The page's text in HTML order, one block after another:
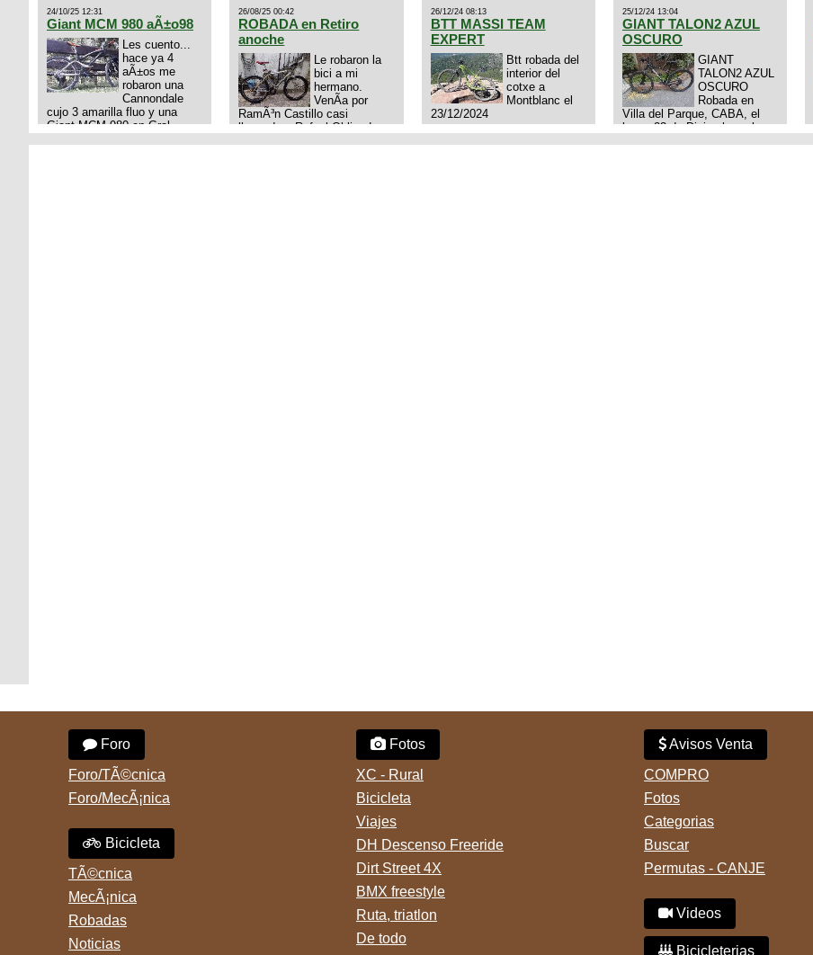
24/10/25 12:31
Giant MCM 980 aÃ±o98
Les cuento...
hace ya 4
aÃ±os me
robaron una
Cannondale
cujo 3 amarilla fluo y una
Giant MCM 980 en Gral
26/08/25 00:42
ROBADA en Retiro
anoche
Le robaron la
bici a mi
hermano.
VenÃ­a por
RamÃ³n Castillo casi
llegando a Rafael Obligado en
26/12/24 08:13
BTT MASSI TEAM
EXPERT
Btt robada del
interior del
cotxe a
Montblanc el
23/12/2024
25/12/24 13:04
GIANT TALON2 AZUL
OSCURO
GIANT
TALON2 AZUL
OSCURO
Robada en
Villa del Parque, CABA, el
lunes 23 de Diciembre a las
Foro
Foro/TÃ©cnica
Foro/MecÃ¡nica
Bicicleta
TÃ©cnica
MecÃ¡nica
Robadas
Noticias
Fotos
XC - Rural
Bicicleta
Viajes
DH Descenso Freeride
Dirt Street 4X
BMX freestyle
Ruta, triatlon
De todo
Avisos Venta
COMPRO
Fotos
Categorias
Buscar
Permutas - CANJE
Videos
Bicicleterias